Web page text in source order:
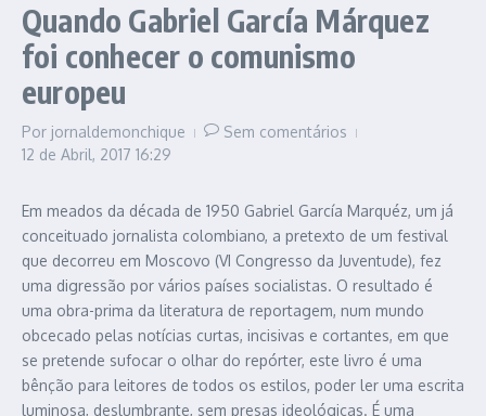
Quando Gabriel García Márquez
foi conhecer o comunismo
europeu
Por jornaldemonchique
Sem comentários
12 de Abril, 2017 16:29
Em meados da década de 1950 Gabriel García Marquéz, um já
conceituado jornalista colombiano, a pretexto de um festival
que decorreu em Moscovo (VI Congresso da Juventude), fez
uma digressão por vários países socialistas. O resultado é
uma obra-prima da literatura de reportagem, num mundo
obcecado pelas notícias curtas, incisivas e cortantes, em que
se pretende sufocar o olhar do repórter, este livro é uma
bênção para leitores de todos os estilos, poder ler uma escrita
luminosa, deslumbrante, sem presas ideológicas. É uma